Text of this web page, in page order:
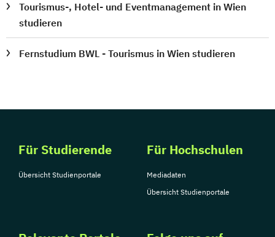
Tourismus-, Hotel- und Eventmanagement in Wien
studieren
Fernstudium BWL - Tourismus in Wien studieren
Für Studierende
Übersicht Studienportale
Für Hochschulen
Mediadaten
Übersicht Studienportale